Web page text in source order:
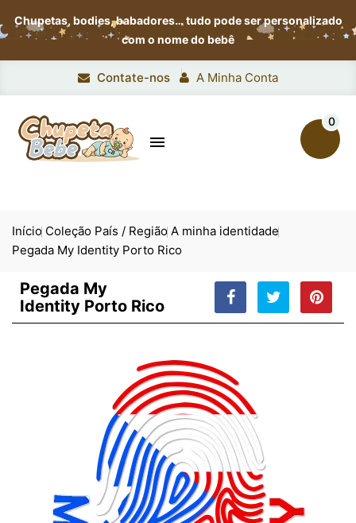
Chupetas, bodies, babadores…tudo pode ser personalizado
com o nome do bebê
Contate-nos A Minha Conta

0
Início Coleção País / Região A minha identidade
Pegada My Identity Porto Rico
Pegada My
Identity Porto Rico